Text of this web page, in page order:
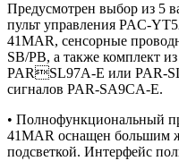
Предусмотрен выбор из 5
пульт управления PAC-
41MAR, сенсорные
SB/PB, а также комплект
PARSL97A-E или PAR-
сигналов PAR-SA9CA-E.
• Полнофункциональный
41MAR оснащен большим
подсветкой. Интерфейс